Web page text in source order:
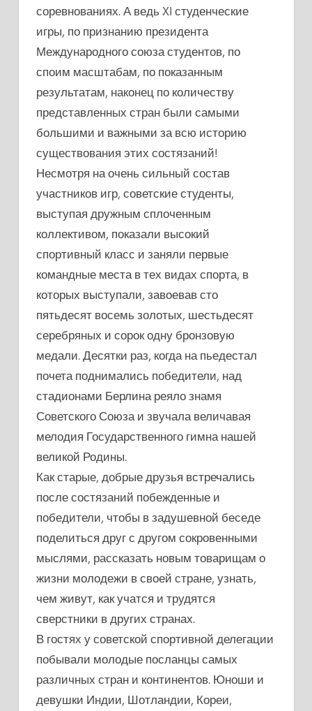
соревнованиях. А ведь XI студенческие
игры, по признанию президента
Международного союза студентов, по
споим масштабам, по показанным
результатам, наконец по количеству
представленных стран были самыми
большими и важными за всю историю
существования этих состязаний!
Несмотря на очень сильный состав
участников игр, советские студенты,
выступая дружным сплоченным
коллективом, показали высокий
спортивный класс и заняли первые
командные места в тех видах спорта, в
которых выступали, завоевав сто
пятьдесят восемь золотых, шестьдесят
серебряных и сорок одну бронзовую
медали. Десятки раз, когда на пьедестал
почета поднимались победители, над
стадионами Берлина реяло знамя
Советского Союза и звучала величавая
мелодия Государственного гимна нашей
великой Родины.
Как старые, добрые друзья встречались
после состязаний побежденные и
победители, чтобы в задушевной беседе
поделиться друг с другом сокровенными
мыслями, рассказать новым товарищам о
жизни молодежи в своей стране, узнать,
чем живут, как учатся и трудятся
сверстники в других странах.
В гостях у советской спортивной делегации
побывали молодые посланцы самых
различных стран и континентов. Юноши и
девушки Индии, Шотландии, Кореи,